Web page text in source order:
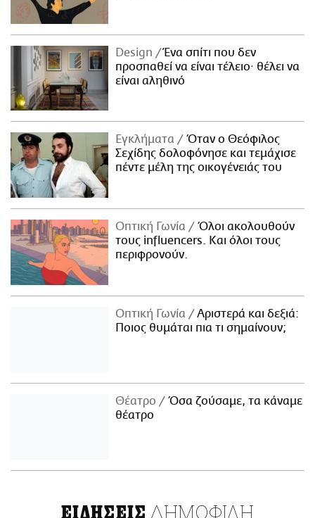
Design
Ένα σπίτι που δεν
προσπαθεί να είναι τέλειο· θέλει να
είναι αληθινό
Εγκλήματα
Όταν ο Θεόφιλος
Σεχίδης δολοφόνησε και τεμάχισε
πέντε μέλη της οικογένειάς του
Οπτική Γωνία
Όλοι ακολουθούν
τους influencers. Και όλοι τους
περιφρονούν.
Οπτική Γωνία
Αριστερά και δεξιά:
Ποιος θυμάται πια τι σημαίνουν;
Θέατρο
Όσα ζούσαμε, τα κάναμε
θέατρο
ΕΙΔΗΣΕΙΣ ΔΗΜΟΦΙΛΗ